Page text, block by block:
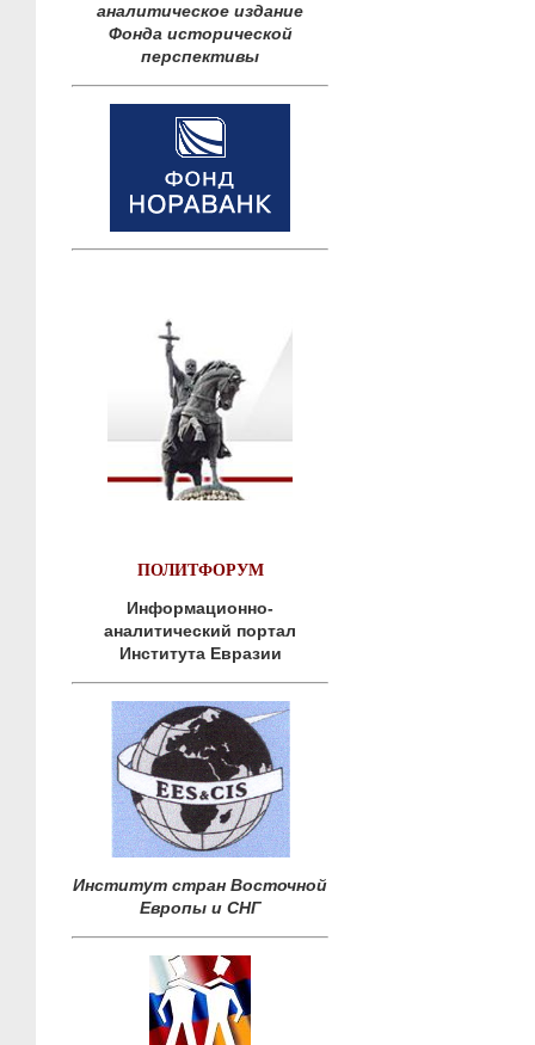
аналитическое издание
Фонда исторической
перспективы
ПОЛИТФОРУМ
Информационно-
аналитический портал
Института Евразии
Институт стран Восточной
Европы и СНГ